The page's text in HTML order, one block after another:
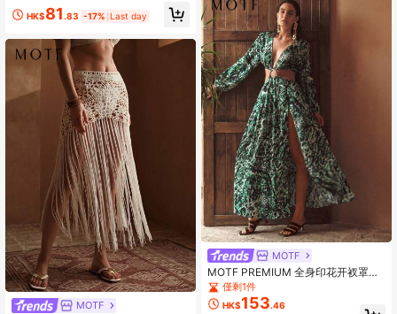
HK$81 .83 -17% Last day
MOTF
MOTF
MOTF PREMIUM 全身印花开衩罩衫
连衣裙僅剩1件
HK$153.46